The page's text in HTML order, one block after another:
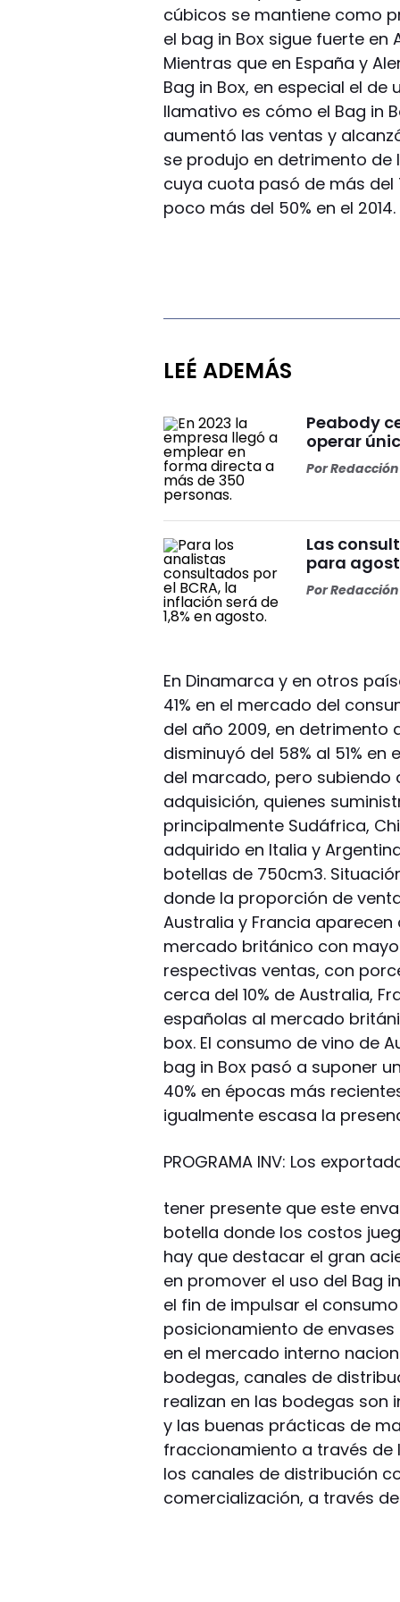
cúbicos se mantiene como
el bag in Box sigue fuerte
Mientras que en España y
Bag in Box, en especial el
llamativo es cómo el Bag in
aumentó las ventas y
se produjo en detrimento
cuya cuota pasó de más del
poco más del 50% en el 2014.
LEÉ ADEMÁS
Peabody
operar
Por
Las
para
Por
En Dinamarca y en otros
41% en el mercado del
del año 2009, en
disminuyó del 58% al 51%
del marcado, pero subiendo
adquisición, quienes
principalmente Sudáfrica,
adquirido en Italia y
botellas de 750cm3.
donde la proporción de
Australia y Francia
mercado británico con
respectivas ventas, con
cerca del 10% de Australia,
españolas al mercado
box. El consumo de vino de
bag in Box pasó a suponer
40% en épocas más
igualmente escasa la
PROGRAMA INV: Los
tener presente que este
botella donde los costos
hay que destacar el gran
en promover el uso del Bag
el fin de impulsar el
posicionamiento de
en el mercado interno
bodegas, canales de
realizan en las bodegas son
y las buenas prácticas de
fraccionamiento a través de
los canales de distribución
comercialización, a través